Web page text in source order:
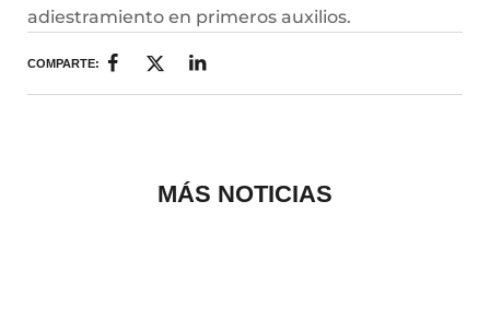
adiestramiento en primeros auxilios.
COMPARTE:
MÁS NOTICIAS